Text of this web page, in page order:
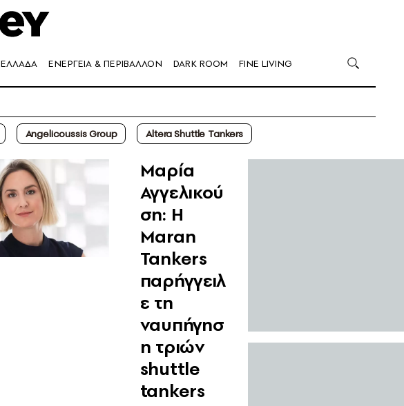
ΕΛΛΑΔΑ ΕΝΕΡΓΕΙΑ & ΠΕΡΙΒΑΛΛΟΝ DARK ROOM FINE LIVING
Angelicoussis Group Altera Shuttle Tankers
Μαρία
Αγγελικού
ση: H
Μaran
Tankers
παρήγγειλ
ε τη
ναυπήγησ
η τριών
shuttle
tankers